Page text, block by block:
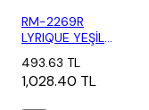
RM-2269R
LYRIQUE YEŞİL
(1,44...
493.63 TL
1,028.40 TL